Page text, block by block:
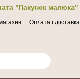
"Пакунок малюка"
Оплата і доставка